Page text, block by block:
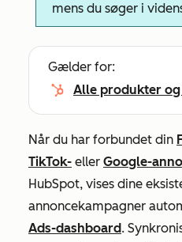
mens du søger i
Gælder for:
Alle produkter
Når du har forbundet din
TikTok- eller Google-
HubSpot, vises dine
annoncekampagner
Ads-dashboard.